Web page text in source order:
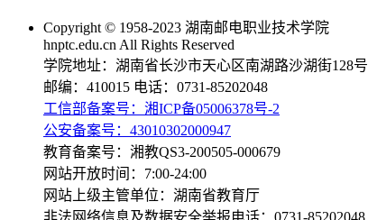
Copyright © 1958-2023 湖南邮电职业技术学院
hnptc.edu.cn All Rights Reserved
学院地址：湖南省长沙市天心区南湖路沙湖街128号
邮编：410015 电话：0731-85202048
工信部备案号：湘ICP备05006378号-2
公安备案号：43010302000947
教育备案号：湘教QS3-200505-000679
网站开放时间：7:00-24:00
网站上级主管单位：湖南省教育厅
非法网络信息及数据安全举报电话：0731-85202048